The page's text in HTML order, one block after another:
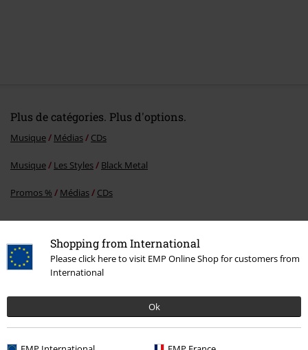
Shopping from International
Please click here to visit EMP Online Shop for customers from
International
Ok
Plus de catégories. Plus d'options.
Musique Médias CDs
Musique Les Styles Black Metal
Promos % Médias CDs
15%
E-Mail Newsletter
abonnant maintenant !Plus d'informations